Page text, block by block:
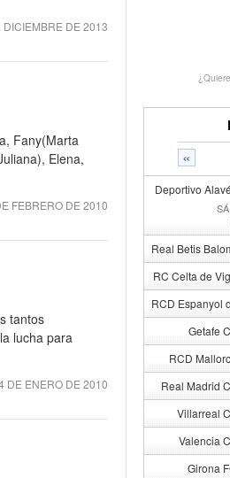
DICIEMBRE DE 2013
Fany(Marta
Elena,
FEBRERO DE 2010
tantos
lucha para
DE ENERO DE 2010
«
Deportivo
RC Celta de
Getafe
RCD
Real Madrid
Villarreal
Valencia
Girona